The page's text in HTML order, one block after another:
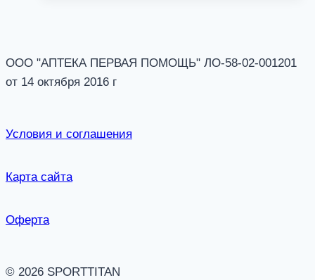
ООО "АПТЕКА ПЕРВАЯ ПОМОЩЬ" ЛО-58-02-001201
от 14 октября 2016 г
Условия и соглашения
Карта сайта
Оферта
© 2026 SPORTTITAN